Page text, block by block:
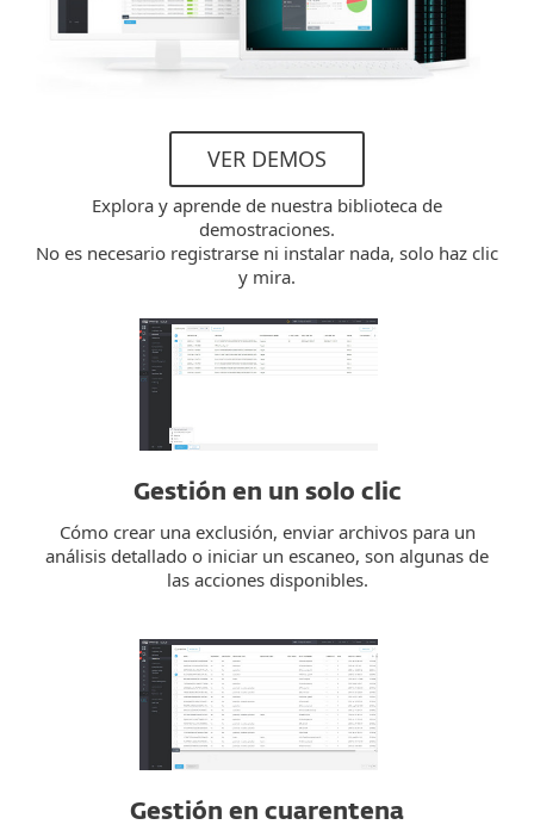
VER DEMOS
Explora y aprende de nuestra biblioteca de
demostraciones.
No es necesario registrarse ni instalar nada, solo haz clic
y mira.
Gestión en un solo clic
Cómo crear una exclusión, enviar archivos para un
análisis detallado o iniciar un escaneo, son algunas de
las acciones disponibles.
Gestión en cuarentena